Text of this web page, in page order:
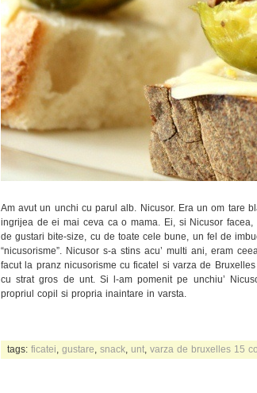
Am avut un unchi cu parul alb. Nicusor. Era un om tare
ingrijea de ei mai ceva ca o mama. Ei, si Nicusor
de gustari bite-size, cu de toate cele bune, un fel de
“nicusorisme”. Nicusor s-a stins acu’ multi ani, eram
facut la pranz nicusorisme cu ficatel si varza de
cu strat gros de unt. Si l-am pomenit pe unchiu’
propriul copil si propria inaintare in varsta.
tags: ficatei gustare snack unt varza de bruxelles 15